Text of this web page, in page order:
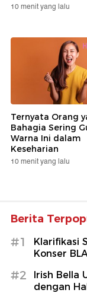
10 menit yang lalu
Ternyata Orang
Bahagia Sering
Warna Ini dalam
Keseharian
10 menit yang lalu
Berita
#1
Klarifikasi
Konser
#2
Irish Bella
dengan